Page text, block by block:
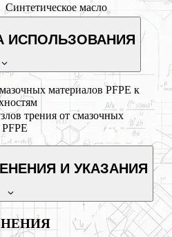
Синтетическое масло
ИСПОЛЬЗОВАНИЯ
материалов PFPE к
трения от смазочных
И УКАЗАНИЯ